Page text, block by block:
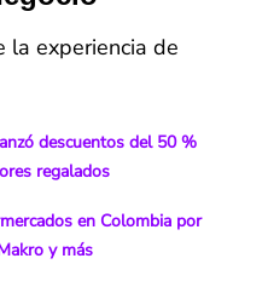
la experiencia de
descuentos del 50 %
regalados
en Colombia por
y más